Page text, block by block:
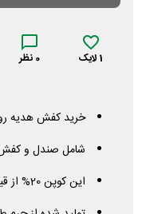
1لایک 0 نظر
خرید کفش هدیه
شامل صندل و کفش
این کوپن 20% از قیمت محصولات زنانه کسر خواهد کرد